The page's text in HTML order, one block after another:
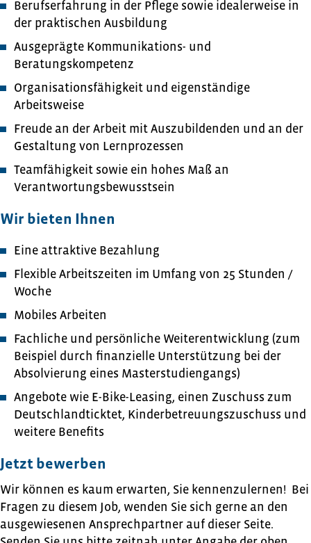
Berufserfahrung in der Pflege sowie idealerweise in
der praktischen Ausbildung
Ausgeprägte Kommunikations- und
Beratungskompetenz
Organisationsfähigkeit und eigenständige
Arbeitsweise
Freude an der Arbeit mit Auszubildenden und an der
Gestaltung von Lernprozessen
Teamfähigkeit sowie ein hohes Maß an
Verantwortungsbewusstsein
Wir bieten Ihnen
Eine attraktive Bezahlung
Flexible Arbeitszeiten im Umfang von 25 Stunden /
Woche
Mobiles Arbeiten
Fachliche und persönliche Weiterentwicklung (zum
Beispiel durch finanzielle Unterstützung bei der
Absolvierung eines Masterstudiengangs)
Angebote wie E-Bike-Leasing, einen Zuschuss zum
Deutschlandticktet, Kinderbetreuungszuschuss und
weitere Benefits
Jetzt bewerben
Wir können es kaum erwarten, Sie kennenzulernen! Bei
Fragen zu diesem Job, wenden Sie sich gerne an den
ausgewiesenen Ansprechpartner auf dieser Seite.